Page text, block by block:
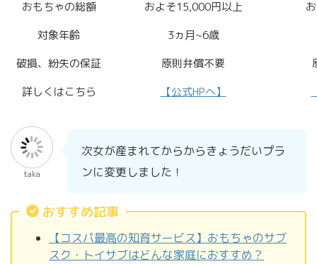
おもちゃの総額 およそ15,000円以上
対象年齢
3ヵ月~6歳
破損、紛失の保証
原則弁償不要
詳しくはこちら
【公式HPへ】
taka
次女が産まれてからからきょうだいプラ
ンに変更しました！
おすすめ記事
【コスパ最高の知育サービス】おもちゃのサブ
スク・トイサブはどんな家庭におすすめ？